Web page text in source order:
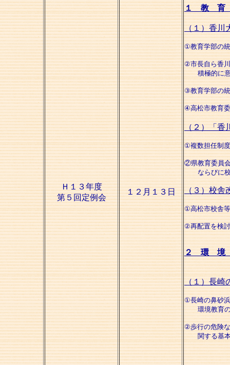
Ｈ１３年度
第５回定例会
１２月１３日
１ 教
（１）香川
①教育学部の
②市長自ら香
積極的に
③教育学部の
④高松市教育
（２）「香
①複数担任制
②県教育委員
ならびに校
（３）校舎
①高松市校舎
②再配置を検
２ 環
（１）長崎
①長崎の鼻砂
環境教育の
②歩行の危険
関する基本